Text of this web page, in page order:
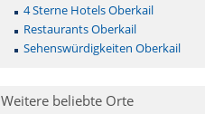
4 Sterne Hotels Oberkail
Restaurants Oberkail
Sehenswürdigkeiten Oberkail
Weitere beliebte Orte